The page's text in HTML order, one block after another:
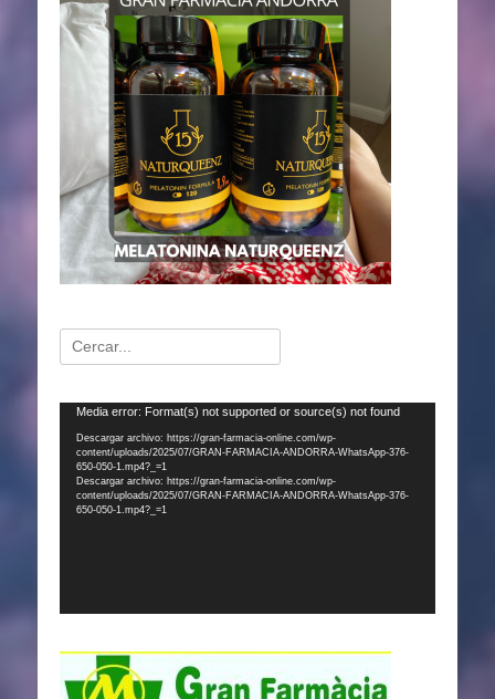
Buscar:
Reproductor
vídeo
Media error: Format(s) not supported or source(s) not found
Descargar archivo: https://gran-farmacia-online.com/wp-
content/uploads/2025/07/GRAN-FARMACIA-ANDORRA-WhatsApp-376-
650-050-1.mp4?_=1
Descargar archivo: https://gran-farmacia-online.com/wp-
content/uploads/2025/07/GRAN-FARMACIA-ANDORRA-WhatsApp-376-
650-050-1.mp4?_=1